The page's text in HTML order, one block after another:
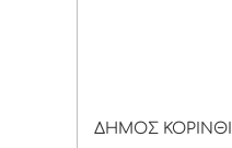
ΔΗΜΟΣ